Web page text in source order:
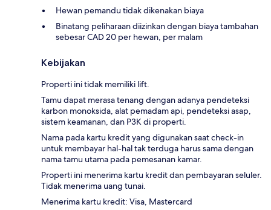
Hewan pemandu tidak dikenakan biaya
Binatang peliharaan diizinkan dengan biaya tambahan
sebesar CAD 20 per hewan, per malam
Kebijakan
Properti ini tidak memiliki lift.
Tamu dapat merasa tenang dengan adanya pendeteksi
karbon monoksida, alat pemadam api, pendeteksi asap,
sistem keamanan, dan P3K di properti.
Nama pada kartu kredit yang digunakan saat check-in
untuk membayar hal-hal tak terduga harus sama dengan
nama tamu utama pada pemesanan kamar.
Properti ini menerima kartu kredit dan pembayaran seluler.
Tidak menerima uang tunai.
Menerima kartu kredit: Visa, Mastercard